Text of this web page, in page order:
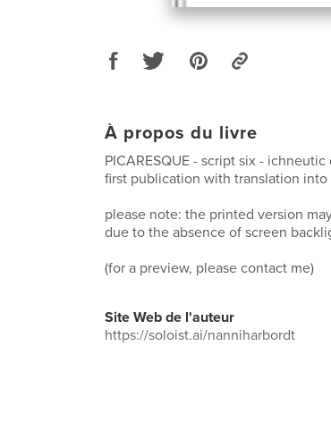
À propos du livre
PICARESQUE - script six -
first publication with translation
please note: the printed version
due to the absence of screen
(for a preview, please contact me)
Site Web de l'auteur
https://soloist.ai/nanniharbordt